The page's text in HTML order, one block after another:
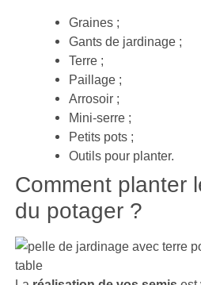
Graines ;
Gants de jardinage ;
Terre ;
Paillage ;
Arrosoir ;
Mini-serre ;
Petits pots ;
Outils pour planter.
Comment planter
du potager ?